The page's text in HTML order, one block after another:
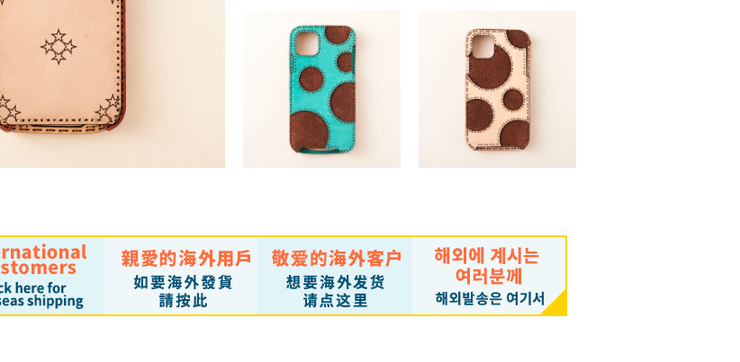
￥11,000 ～ ￥12,100 （税込）
￥11,550 ～ ￥12,650 （税込）